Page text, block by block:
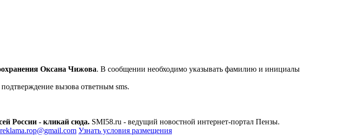
Оксана Чижова. В сообщении необходимо указывать фамилию и инициалы
вызова ответным sms.
России - кликай сюда. SMI58.ru - ведущий новостной интернет-портал Пензы.
Узнать условия размещения